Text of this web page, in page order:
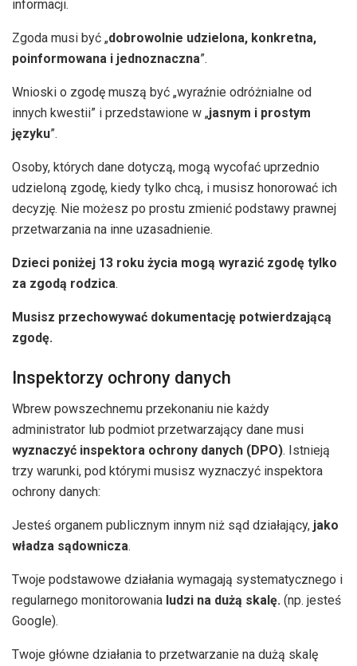
informacji.
Zgoda musi być „dobrowolnie udzielona, ​​konkretna,
poinformowana i jednoznaczna”.
Wnioski o zgodę muszą być „wyraźnie odróżnialne od
innych kwestii” i przedstawione w „jasnym i prostym
języku”.
Osoby, których dane dotyczą, mogą wycofać uprzednio
udzieloną zgodę, kiedy tylko chcą, i musisz honorować ich
decyzję. Nie możesz po prostu zmienić podstawy prawnej
przetwarzania na inne uzasadnienie.
Dzieci poniżej 13 roku życia mogą wyrazić zgodę tylko
za zgodą rodzica.
Musisz przechowywać dokumentację potwierdzającą
zgodę.
Inspektorzy ochrony danych
Wbrew powszechnemu przekonaniu nie każdy
administrator lub podmiot przetwarzający dane musi
wyznaczyć inspektora ochrony danych (DPO). Istnieją
trzy warunki, pod którymi musisz wyznaczyć inspektora
ochrony danych:
Jesteś organem publicznym innym niż sąd działający, jako
władza sądownicza.
Twoje podstawowe działania wymagają systematycznego i
regularnego monitorowania ludzi na dużą skalę. (np. jesteś
Google).
Twoje główne działania to przetwarzanie na dużą skalę